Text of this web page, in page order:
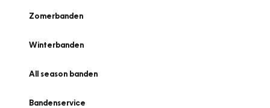
Zomerbanden
Winterbanden
All season banden
Bandenservice